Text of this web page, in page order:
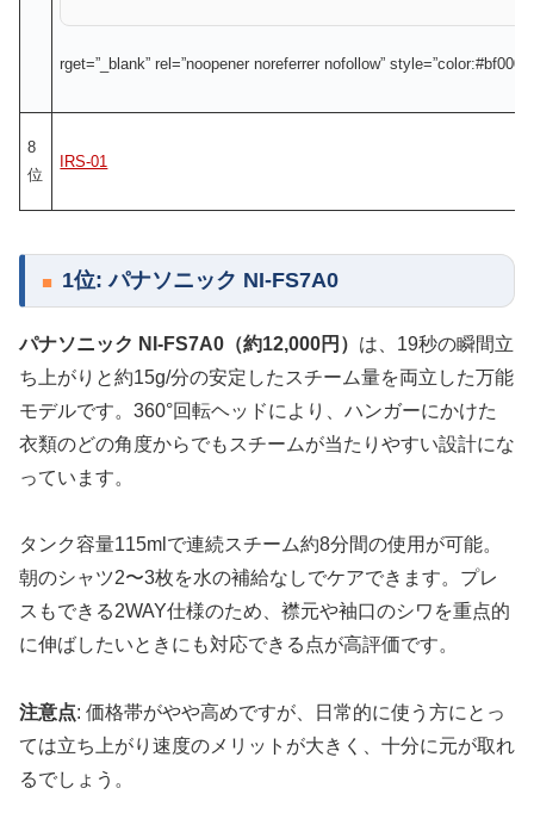
rget=”_blank” rel=”noopener noreferrer nofollow”
8
位
IRS-01
1位: パナソニック NI-FS7A0
パナソニック NI-FS7A0（約12,000円） は、19秒の瞬間立
ち上がりと約15g/分の安定したスチーム量を両立した万能
モデルです。360°回転ヘッドにより、ハンガーにかけた
衣類のどの角度からでもスチームが当たりやすい設計にな
っています。
タンク容量115mlで連続スチーム約8分間の使用が可能。
朝のシャツ2〜3枚を水の補給なしでケアできます。プレ
スもできる2WAY仕様のため、襟元や袖口のシワを重点的
に伸ばしたいときにも対応できる点が高評価です。
注意点: 価格帯がやや高めですが、日常的に使う方にとっ
ては立ち上がり速度のメリットが大きく、十分に元が取れ
るでしょう。